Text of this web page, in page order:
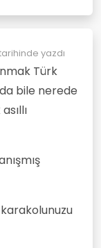
yazdı
Türk
bile nerede